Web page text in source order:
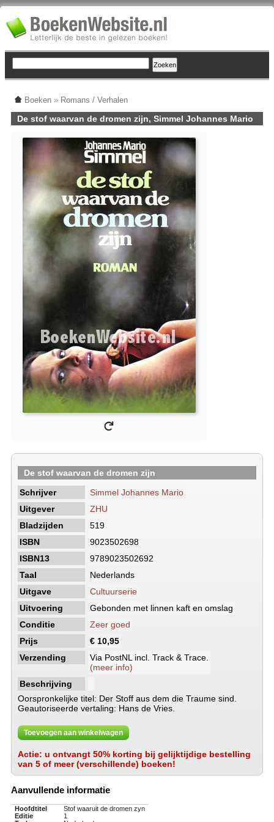
Boeken » Romans / Verhalen
De stof waarvan de dromen zijn, Simmel Johannes Mario
De stof waarvan de dromen zijn
Schrijver
Simmel Johannes Mario
Uitgever
ZHU
Bladzijden
519
ISBN
9023502698
ISBN13
9789023502692
Taal
Nederlands
Uitgave
Cultuurserie
Uitvoering
Gebonden met linnen kaft en omslag
Conditie
Zeer goed
Prijs
€ 10,95
Verzending
Via PostNL incl. Track & Trace.
(meer info)
Beschrijving
Oorspronkelijke titel: Der Stoff aus dem die Traume sind.
Geautoriseerde vertaling: Hans de Vries.
Toevoegen aan winkelwagen
Actie: u ontvangt 50% korting bij gelijktijdige bestelling
van 5 of meer (verschillende) boeken!
Aanvullende informatie
Hoofdtitel
Stof waaruit de dromen zyn
Editie
1